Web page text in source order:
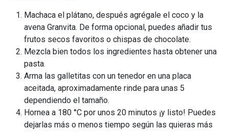
Machaca el plátano, después agrégale el coco y la
avena Granvita. De forma opcional, puedes añadir tus
frutos secos favoritos o chispas de chocolate.
Mezcla bien todos los ingredientes hasta obtener una
pasta.
Arma las galletitas con un tenedor en una placa
aceitada, aproximadamente rinde para unas 5
dependiendo el tamaño.
Hornea a 180 °C por unos 20 minutos ¡y listo! Puedes
dejarlas más o menos tiempo según las quieras más